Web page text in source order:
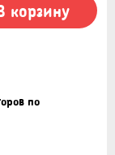
по
корзину